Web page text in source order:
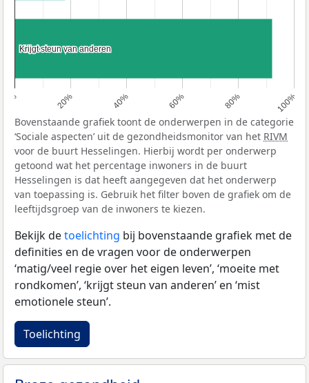
0% 20% 40% 60% 80% 100%
Krijgt steun van anderen
Krijgt steun van anderen
Bovenstaande grafiek toont de onderwerpen in de categorie
‘Sociale aspecten’ uit de gezondheidsmonitor van het RIVM
voor de buurt Hesselingen. Hierbij wordt per onderwerp
getoond wat het percentage inwoners in de buurt
Hesselingen is dat heeft aangegeven dat het onderwerp
van toepassing is. Gebruik het filter boven de grafiek om de
leeftijdsgroep van de inwoners te kiezen.
Bekijk detoelichting bij bovenstaande grafiek met de
definities en de vragen voor de onderwerpen
‘matig/veel regie over het eigen leven’, ‘moeite met
rondkomen’, ‘krijgt steun van anderen’ en ‘mist
emotionele steun’.
Toelichting